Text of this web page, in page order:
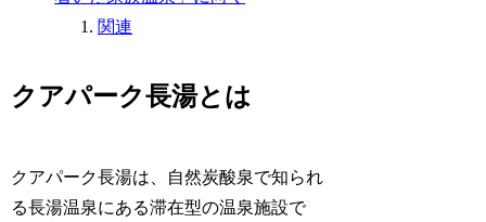
関連
クアパーク長湯とは
クアパーク長湯は、自然炭酸泉で知られ
る長湯温泉にある滞在型の温泉施設で